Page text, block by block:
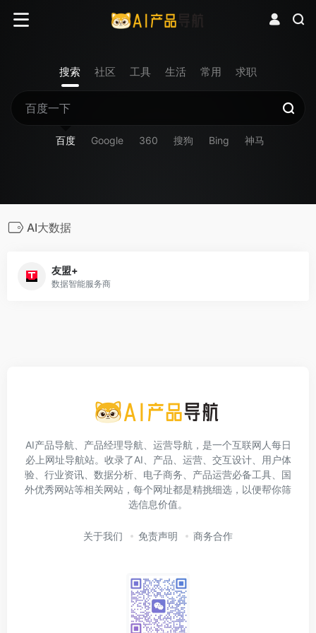
搜索 社区 工具 生活 常用 求职
百度 Google 360 搜狗 Bing 神马
AI大数据
友盟+
数据智能服务商
AI产品导航、产品经理导航、运营导航，是一个互联网人每日
必上网址导航站。收录了AI、产品、运营、交互设计、用户体
验、行业资讯、数据分析、电子商务、产品运营必备工具、国
外优秀网站等相关网站，每个网址都是精挑细选，以便帮你筛
选信息价值。
关于我们 免责声明 商务合作